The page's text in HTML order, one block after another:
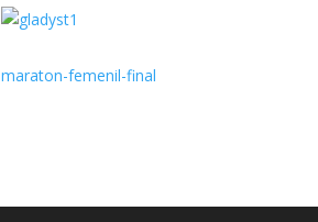
maraton-femenil-final